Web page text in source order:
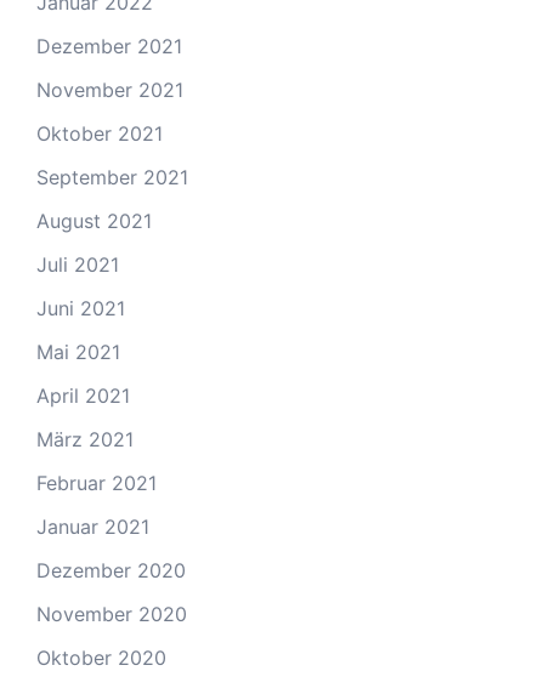
Dezember 2021
November 2021
Oktober 2021
September 2021
August 2021
Juli 2021
Juni 2021
Mai 2021
April 2021
März 2021
Februar 2021
Januar 2021
Dezember 2020
November 2020
Oktober 2020